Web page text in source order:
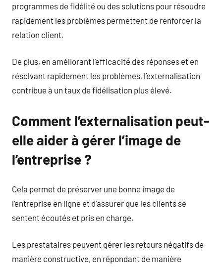
programmes de fidélité ou des solutions pour résoudre
rapidement les problèmes permettent de renforcer la
relation client.
De plus, en améliorant l’efficacité des réponses et en
résolvant rapidement les problèmes, l’externalisation
contribue à un taux de fidélisation plus élevé.
Comment l’externalisation peut-
elle aider à gérer l’image de
l’entreprise ?
Cela permet de préserver une bonne image de
l’entreprise en ligne et d’assurer que les clients se
sentent écoutés et pris en charge.
Les prestataires peuvent gérer les retours négatifs de
manière constructive, en répondant de manière